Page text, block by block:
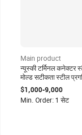
Main product
न्यूस्की टर्मिनल कनेक्टर
मोल्ड सटीकता स्टील
स्टैम्पिंग मोल्ड सटीकता
प्रगतिशील मुद्रांकन की
$1,000-9,000
Min. Order: 1 सेट